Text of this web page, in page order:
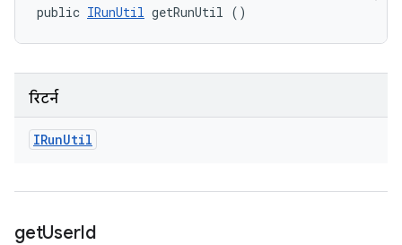
public IRunUtil getRunUtil ()
रिटर्न
IRunUtil
getUserId